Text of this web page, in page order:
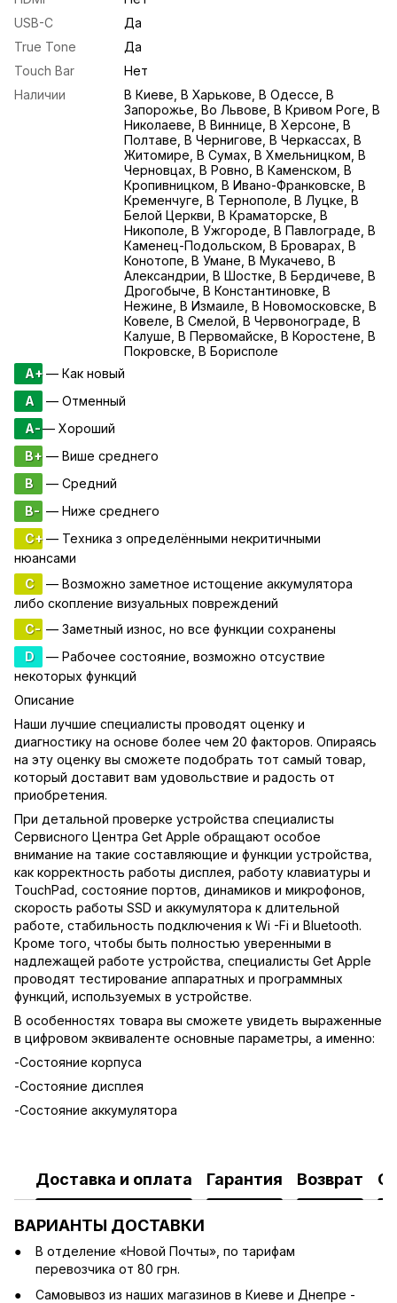
USB-С
Да
True Tone
Да
Touch Bar
Нет
Наличии
В Киеве, В Харькове, В Одессе, В
Запорожье, Во Львове, В Кривом Роге, В
Николаеве, В Виннице, В Херсоне, В
Полтаве, В Чернигове, В Черкассах, В
Житомире, В Сумах, В Хмельницком, В
Черновцах, В Ровно, В Каменском, В
Кропивницком, В Ивано-Франковске, В
Кременчуге, В Тернополе, В Луцке, В
Белой Церкви, В Краматорске, В
Никополе, В Ужгороде, В Павлограде, В
Каменец-Подольском, В Броварах, В
Конотопе, В Умане, В Мукачево, В
Александрии, В Шостке, В Бердичеве, В
Дрогобыче, В Константиновке, В
Нежине, В Измаиле, В Новомосковске, В
Ковеле, В Смелой, В Червонограде, В
Калуше, В Первомайске, В Коростене, В
Покровске, В Борисполе
A+— Как новый
A
— Отменный
A-— Хороший
B+ — Више среднего
B
— Средний
B- — Ниже среднего
C+— Техника з определёнными некритичными
нюансами
C
— Возможно заметное истощение аккумулятора
либо скопление визуальных повреждений
C- — Заметный износ, но все функции сохранены
D
— Рабочее состояние, возможно отсуствие
некоторых функций
Описание
Наши лучшие специалисты проводят оценку и
диагностику на основе более чем 20 факторов. Опираясь
на эту оценку вы сможете подобрать тот самый товар,
который доставит вам удовольствие и радость от
приобретения.
При детальной проверке устройства специалисты
Сервисного Центра Get Apple обращают особое
внимание на такие составляющие и функции устройства,
как корректность работы дисплея, работу клавиатуры и
TouchPad, состояние портов, динамиков и микрофонов,
скорость работы SSD и аккумулятора к длительной
работе, стабильность подключения к Wi -Fi и Bluetooth.
Кроме того, чтобы быть полностью уверенными в
надлежащей работе устройства, специалисты Get Apple
проводят тестирование аппаратных и программных
функций, используемых в устройстве.
В особенностях товара вы сможете увидеть выраженные
в цифровом эквиваленте основные параметры, а именно:
-Состояние корпуса
-Состояние дисплея
-Состояние аккумулятора
Доставка и оплата Гарантия Возврат
ВАРИАНТЫ ДОСТАВКИ
В отделение «Новой Почты», по тарифам
перевозчика от 80 грн.
Cамовывоз из наших магазинов в Киеве и Днепре -